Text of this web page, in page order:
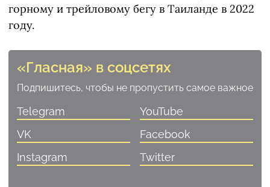
горному и трейловому бегу в Таиланде в 2022
году.
«Гласная» в соцсетях
Подпишитесь, чтобы не пропустить самое важное
Telegram
YouTube
VK
Facebook
Instagram
Twitter